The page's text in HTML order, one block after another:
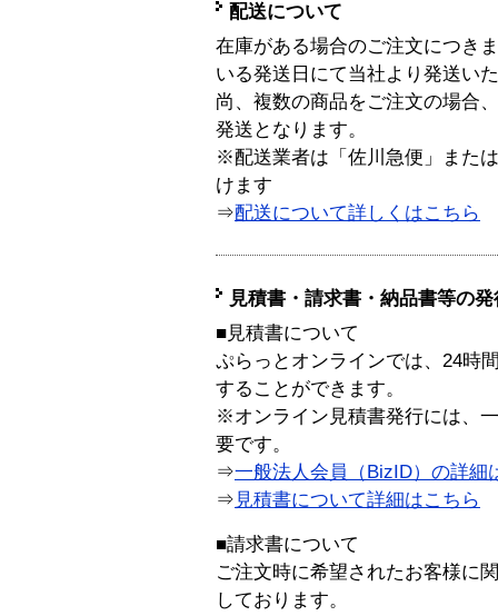
配送について
在庫がある場合のご注文につき
いる発送日にて当社より発送い
尚、複数の商品をご注文の場合
発送となります。
※配送業者は「佐川急便」また
けます
⇒配送について詳しくはこちら
見積書・請求書・納品書等の
■見積書について
ぷらっとオンラインでは、24時
することができます。
※オンライン見積書発行には、
要です。
⇒一般法人会員（BizID）の詳細
⇒ 見積書について詳細はこちら
■請求書について
ご注文時に希望されたお客様に
しております。